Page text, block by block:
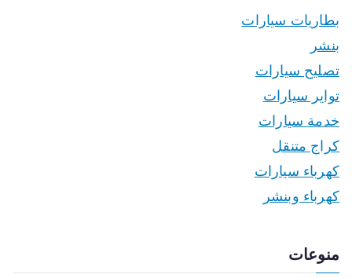
بطاريات سيارات
بنشر
تصليح سيارات
تواير سيارات
خدمة سيارات
كراج متنقل
كهرباء سيارات
كهرباء وبنشر
منوعات